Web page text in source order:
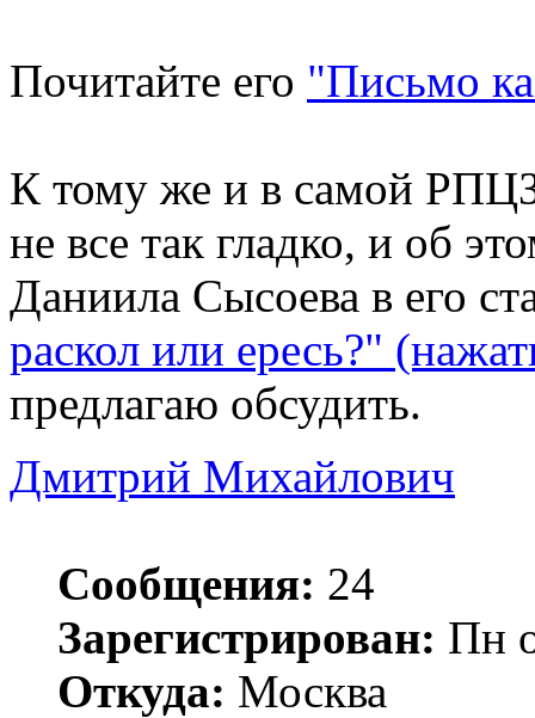
Почитайте его "Письмо
К тому же и в самой
не все так гладко, и об
Даниила Сысоева в его
раскол или ересь?"
предлагаю обсудить.
Дмитрий Михайлович
Сообщения: 24
Зарегистрирован: Пн
Откуда: Москва